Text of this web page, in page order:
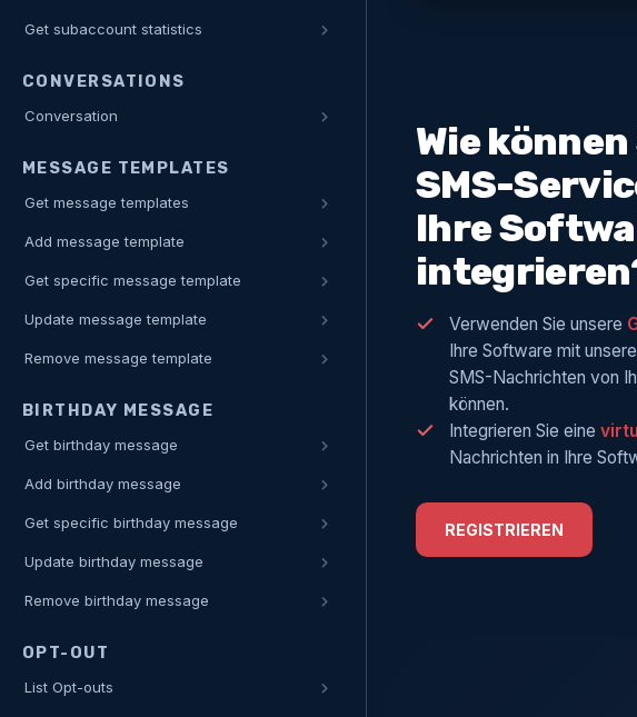
Get subaccount statistics
CONVERSATIONS
Conversation
MESSAGE TEMPLATES
Get message templates
Add message template
Get specific message template
Update message template
Remove message template
BIRTHDAY MESSAGE
Get birthday message
Add birthday message
Get specific birthday message
Update birthday message
Remove birthday message
OPT-OUT
List Opt-outs
Wie
SMS-
Ihre
Verwenden Sie unsere
Ihre Software mit
SMS-Nachrichten von
können.
Integrieren Sie eine
Nachrichten in Ihre
REGISTRIEREN